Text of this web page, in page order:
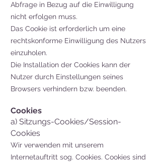
Abfrage in Bezug auf die Einwilligung
nicht erfolgen muss.
Das Cookie ist erforderlich um eine
rechtskonforme Einwilligung des Nutzers
einzuholen.
Die Installation der Cookies kann der
Nutzer durch Einstellungen seines
Browsers verhindern bzw. beenden.
Cookies
a) Sitzungs-Cookies/Session-
Cookies
Wir verwenden mit unserem
Internetauftritt sog. Cookies. Cookies sind